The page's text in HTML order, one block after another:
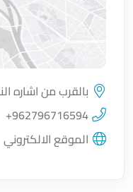
اضغط لتحميل الموقع
بالقرب من اشاره
+962796716594
الموقع الالكتروني